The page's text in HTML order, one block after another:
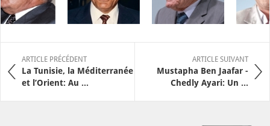
ARTICLE PRÉCÉDENT
La Tunisie, la Méditerranée
et l’Orient: Au ...
ARTICLE SUIVANT
Mustapha Ben Jaafar -
Chedly Ayari: Un ...